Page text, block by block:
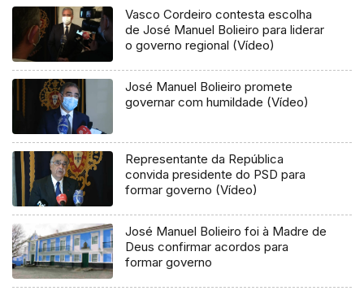
Vasco Cordeiro contesta escolha
de José Manuel Bolieiro para liderar
o governo regional (Vídeo)
José Manuel Bolieiro promete
governar com humildade (Vídeo)
Representante da República
convida presidente do PSD para
formar governo (Vídeo)
José Manuel Bolieiro foi à Madre de
Deus confirmar acordos para
formar governo